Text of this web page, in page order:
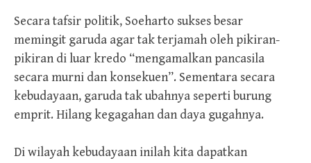
Secara tafsir politik, Soeharto sukses besar
memingit garuda agar tak terjamah oleh pikiran-
pikiran di luar kredo “mengamalkan pancasila
secara murni dan konsekuen”. Sementara secara
kebudayaan, garuda tak ubahnya seperti burung
emprit. Hilang kegagahan dan daya gugahnya.
Di wilayah kebudayaan inilah kita dapatkan